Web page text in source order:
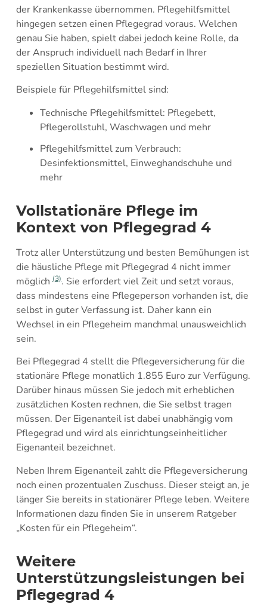
der Krankenkasse übernommen. Pflegehilfsmittel
hingegen setzen einen Pflegegrad voraus. Welchen
genau Sie haben, spielt dabei jedoch keine Rolle, da
der Anspruch individuell nach Bedarf in Ihrer
speziellen Situation bestimmt wird.
Beispiele für Pflegehilfsmittel sind:
Technische Pflegehilfsmittel: Pflegebett,
Pflegerollstuhl, Waschwagen und mehr
Pflegehilfsmittel zum Verbrauch:
Desinfektionsmittel, Einweghandschuhe und
mehr
Vollstationäre Pflege im
Kontext von Pflegegrad 4
Trotz aller Unterstützung und besten Bemühungen ist
die häusliche Pflege mit Pflegegrad 4 nicht immer
möglich(3). Sie erfordert viel Zeit und setzt voraus,
dass mindestens eine Pflegeperson vorhanden ist, die
selbst in guter Verfassung ist. Daher kann ein
Wechsel in ein Pflegeheim manchmal unausweichlich
sein.
Bei Pflegegrad 4 stellt die Pflegeversicherung für die
stationäre Pflege monatlich 1.855 Euro zur Verfügung.
Darüber hinaus müssen Sie jedoch mit erheblichen
zusätzlichen Kosten rechnen, die Sie selbst tragen
müssen. Der Eigenanteil ist dabei unabhängig vom
Pflegegrad und wird als einrichtungseinheitlicher
Eigenanteil bezeichnet.
Neben Ihrem Eigenanteil zahlt die Pflegeversicherung
noch einen prozentualen Zuschuss. Dieser steigt an, je
länger Sie bereits in stationärer Pflege leben. Weitere
Informationen dazu finden Sie in unserem Ratgeber
„Kosten für ein Pflegeheim“.
Weitere
Unterstützungsleistungen bei
Pflegegrad 4